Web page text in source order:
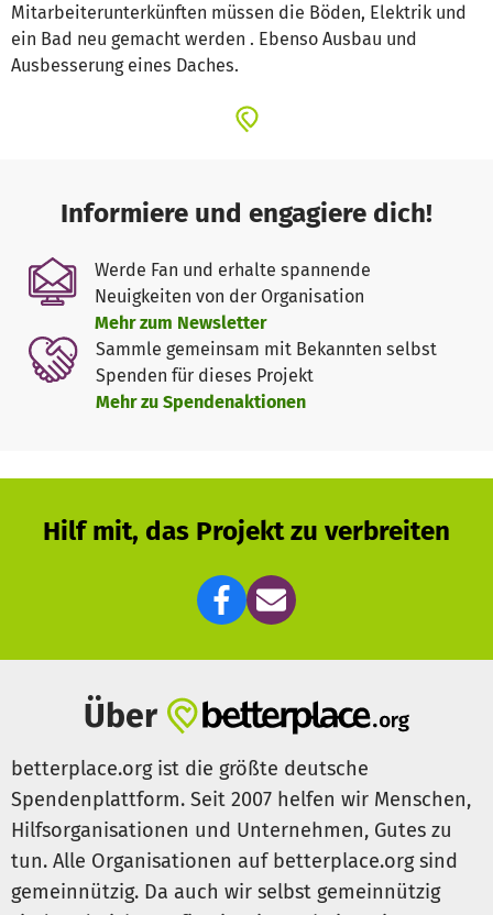
Mitarbeiterunterkünften müssen die Böden, Elektrik und
ein Bad neu gemacht werden . Ebenso Ausbau und
Ausbesserung eines Daches.
Informiere und engagiere dich!
Werde Fan und erhalte spannende
Neuigkeiten von der Organisation
Mehr zum Newsletter
Sammle gemeinsam mit Bekannten selbst
Spenden für dieses Projekt
Mehr zu Spendenaktionen
Hilf mit, das Projekt zu verbreiten
Über
betterplace.org ist die größte deutsche
Spendenplattform. Seit 2007 helfen wir Menschen,
Hilfsorganisationen und Unternehmen, Gutes zu
tun. Alle Organisationen auf betterplace.org sind
gemeinnützig. Da auch wir selbst gemeinnützig